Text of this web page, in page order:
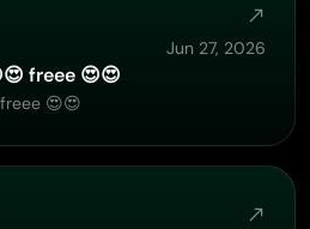
Jun 27, 2026
freee 😍😍
😍😍